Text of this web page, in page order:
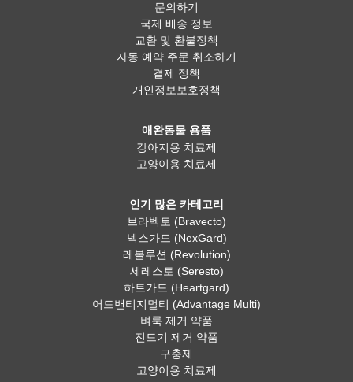
문의하기
국제 배송 정보
교환 및 환불정책
자동 예약 주문 취소하기
결제 정책
개인정보보호정책
애완동물 용품
강아지용 치료제
고양이용 치료제
인기 많은 카테고리
브라벡토 (Bravecto)
넥스가드 (NexGard)
레볼루션 (Revolution)
세레스토 (Seresto)
하트가드 (Heartgard)
어드밴티지멀티 (Advantage Multi)
벼룩 제거 약품
진드기 제거 약품
구충제
고양이용 치료제